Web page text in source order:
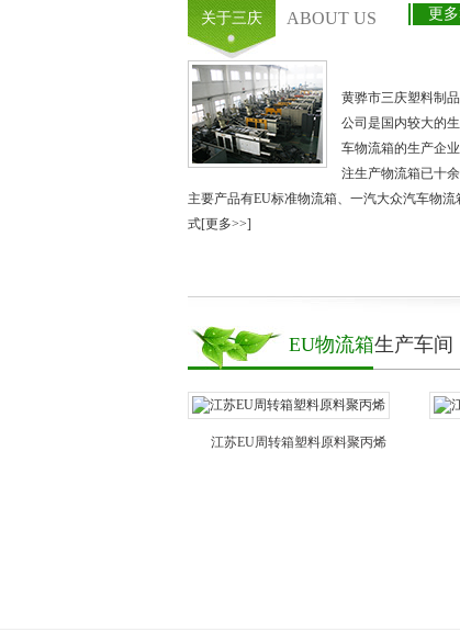
关于三庆 ABOUT US 更
黄骅市三庆塑料制
公司是国内较大的
车物流箱的生产企
注生产物流箱已十余
主要产品有EU标准物流箱、一汽大众汽车物流
式[更多>>]
EU物流箱生产车间
江苏EU周转箱塑料原料聚丙烯